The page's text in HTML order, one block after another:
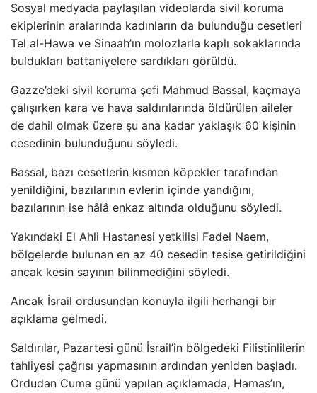
Sosyal medyada paylaşılan videolarda sivil koruma
ekiplerinin aralarında kadınların da bulunduğu cesetleri
Tel al-Hawa ve Sinaah’ın molozlarla kaplı sokaklarında
buldukları battaniyelere sardıkları görüldü.
Gazze’deki sivil koruma şefi Mahmud Bassal, kaçmaya
çalışırken kara ve hava saldırılarında öldürülen aileler
de dahil olmak üzere şu ana kadar yaklaşık 60 kişinin
cesedinin bulunduğunu söyledi.
Bassal, bazı cesetlerin kısmen köpekler tarafından
yenildiğini, bazılarının evlerin içinde yandığını,
bazılarının ise hâlâ enkaz altında olduğunu söyledi.
Yakındaki El Ahli Hastanesi yetkilisi Fadel Naem,
bölgelerde bulunan en az 40 cesedin tesise getirildiğini
ancak kesin sayının bilinmediğini söyledi.
Ancak İsrail ordusundan konuyla ilgili herhangi bir
açıklama gelmedi.
Saldırılar, Pazartesi günü İsrail’in bölgedeki Filistinlilerin
tahliyesi çağrısı yapmasının ardından yeniden başladı.
Ordudan Cuma günü yapılan açıklamada, Hamas’ın,